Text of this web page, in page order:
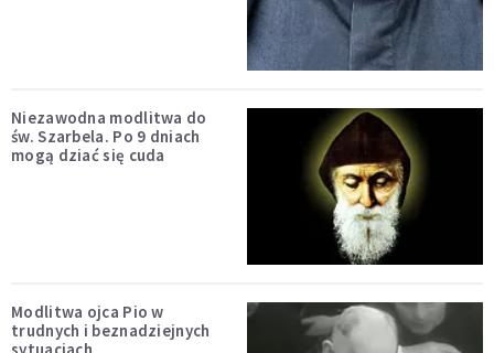
Niezawodna modlitwa do
św. Szarbela. Po 9 dniach
mogą dziać się cuda
Modlitwa ojca Pio w
trudnych i beznadziejnych